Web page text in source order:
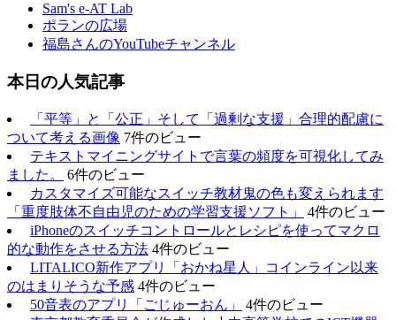
Sam's e-AT Lab
ポランの広場
福島さんのYouTubeチャンネル
本日の人気記事
「平等」と「公正」そして「過剰な支援」合理的配慮に
ついて考える画像 7件のビュー
テキストマイニングサイトで言葉の頻度を可視化してみ
ました。
6件のビュー
カスタマイズ可能なスイッチ教材鬼の色も変えられます
「重度肢体不自由児のための学習支援ソフト」
4件のビュー
iPhoneのスイッチコントロールとレシピを使ってマクロ
的な動作をさせる方法 4件のビュー
LITALICO新作アプリ「おかね星人」コインライン以来
のはまりそうな予感 4件のビュー
50音表のアプリ「ごじゅーおん」
4件のビュー